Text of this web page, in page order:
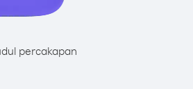
percakapan